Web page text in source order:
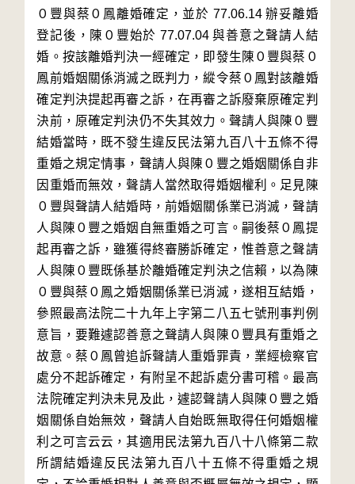
０豐與蔡０鳳離婚確定，並於 77.06.14 辦妥離婚
登記後，陳０豐始於 77.07.04 與善意之聲請人結
婚。按該離婚判決一經確定，即發生陳０豐與蔡０
鳳前婚姻關係消滅之既判力，縱令蔡０鳳對該離婚
確定判決提起再審之訴，在再審之訴廢棄原確定判
決前，原確定判決仍不失其效力。聲請人與陳０豐
結婚當時，既不發生違反民法第九百八十五條不得
重婚之規定情事，聲請人與陳０豐之婚姻關係自非
因重婚而無效，聲請人當然取得婚姻權利。足見陳
０豐與聲請人結婚時，前婚姻關係業已消滅，聲請
人與陳０豐之婚姻自無重婚之可言。嗣後蔡０鳳提
起再審之訴，雖獲得終審勝訴確定，惟善意之聲請
人與陳０豐既係基於離婚確定判決之信賴，以為陳
０豐與蔡０鳳之婚姻關係業已消滅，遂相互結婚，
參照最高法院二十九年上字第二八五七號刑事判例
意旨，要難遽認善意之聲請人與陳０豐具有重婚之
故意。蔡０鳳曾追訴聲請人重婚罪責，業經檢察官
處分不起訴確定，有附呈不起訴處分書可稽。最高
法院確定判決未見及此，遽認聲請人與陳０豐之婚
姻關係自始無效，聲請人自始既無取得任何婚姻權
利之可言云云，其適用民法第九百八十八條第二款
所謂結婚違反民法第九百八十五條不得重婚之規